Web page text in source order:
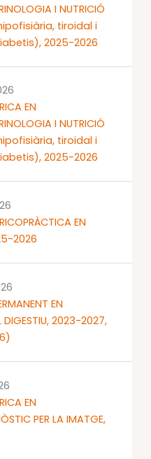
I NUTRICIÓ
tiroidal i
2025-2026
EN
I NUTRICIÓ
tiroidal i
2025-2026
EN
2026
EN
DIGESTIU, 2023-2027,
EN
PER LA IMATGE,